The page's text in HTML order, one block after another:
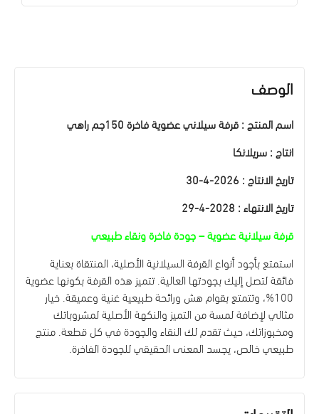
الوصف
اسم المنتج : قرفة سيلاني عضوية فاخرة 150جم راهي
انتاج : سريلانكا
تاريخ الانتاج : 2026-4-30
تاريخ الانتهاء : 2028-4-29
قرفة سيلانية عضوية – جودة فاخرة ونقاء طبيعي
استمتع بأجود أنواع القرفة السيلانية الأصلية، المنتقاة بعناية
فائقة لتصل إليك بجودتها العالية. تتميز هذه القرفة بكونها عضوية
100%، وتتمتع بقوام هش ورائحة طبيعية غنية وعميقة. خيار
مثالي لإضافة لمسة من التميز والنكهة الأصلية لمشروباتك
ومخبوزاتك، حيث تقدم لك النقاء والجودة في كل قطعة. منتج
طبيعي خالص، يجسد المعنى الحقيقي للجودة الفاخرة.